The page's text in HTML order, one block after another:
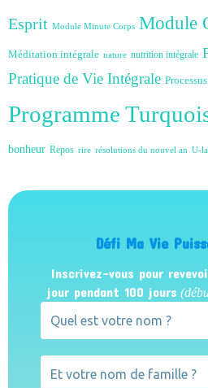
Esprit Module Minute Corps Module
Méditation intégrale nature nutrition intégrale
Pratique de Vie Intégrale
Programme
bonheur Repos rire résolutions du nouvel an U-
Défi Ma Vie
Inscrivez-vous pour
jour pendant 100 jours